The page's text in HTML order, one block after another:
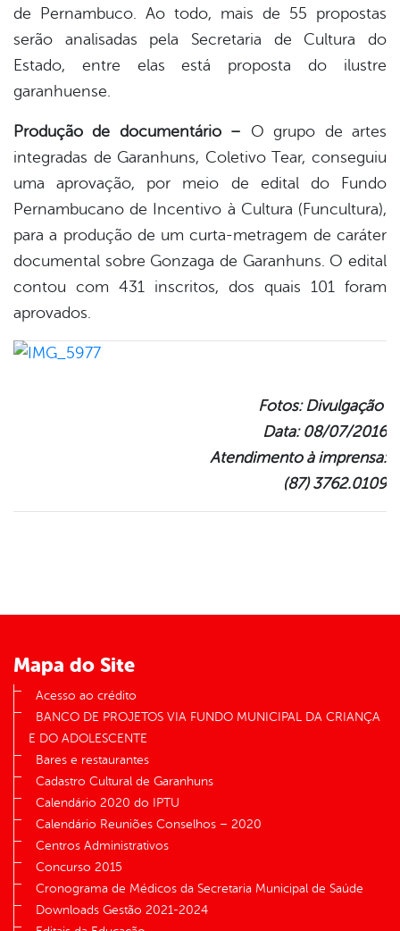
de Pernambuco. Ao todo, mais de 55 propostas
serão analisadas pela Secretaria de Cultura do
Estado, entre elas está proposta do ilustre
garanhuense.
Produção de documentário – O grupo de artes
integradas de Garanhuns, Coletivo Tear, conseguiu
uma aprovação, por meio de edital do Fundo
Pernambucano de Incentivo à Cultura (Funcultura),
para a produção de um curta-metragem de caráter
documental sobre Gonzaga de Garanhuns. O edital
contou com 431 inscritos, dos quais 101 foram
aprovados.
Fotos: Divulgação
Data: 08/07/2016
Atendimento à imprensa:
(87) 3762.0109
Mapa do Site
Acesso ao crédito
BANCO DE PROJETOS VIA FUNDO MUNICIPAL DA CRIANÇA
E DO ADOLESCENTE
Bares e restaurantes
Cadastro Cultural de Garanhuns
Calendário 2020 do IPTU
Calendário Reuniões Conselhos – 2020
Centros Administrativos
Concurso 2015
Cronograma de Médicos da Secretaria Municipal de Saúde
Downloads Gestão 2021-2024